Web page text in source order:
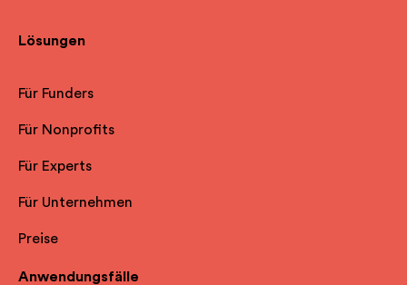
Lösungen
Für Funders
Für Nonprofits
Für Experts
Für Unternehmen
Preise
Anwendungsfälle